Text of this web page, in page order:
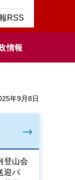
RSS
情報
年9月8日
登山会
迎バ